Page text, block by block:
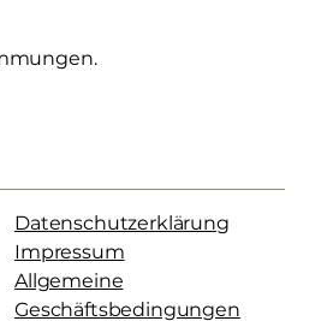
Datenschutzerklärung
Impressum
Allgemeine
Geschäftsbedingungen